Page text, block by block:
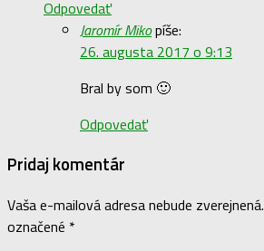
Odpovedať
Jaromír Mikopíše:
26. augusta 2017 o 9:13
Bral by som 🙂
Odpovedať
Pridaj komentár
Vaša e-mailová adresa nebude zverejnená.
označené *